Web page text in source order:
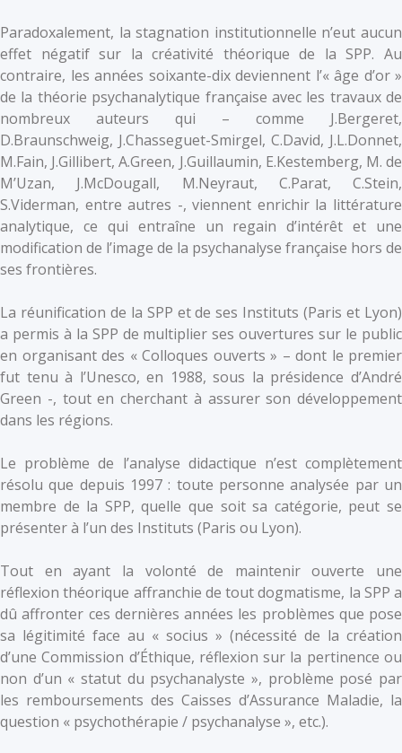
Paradoxalement, la stagnation institutionnelle n’eut aucun
effet négatif sur la créativité théorique de la SPP. Au
contraire, les années soixante-dix deviennent l’« âge d’or »
de la théorie psychanalytique française avec les travaux de
nombreux auteurs qui – comme J.Bergeret,
D.Braunschweig, J.Chasseguet-Smirgel, C.David, J.L.Donnet,
M.Fain, J.Gillibert, A.Green, J.Guillaumin, E.Kestemberg, M. de
M’Uzan, J.McDougall, M.Neyraut, C.Parat, C.Stein,
S.Viderman, entre autres -, viennent enrichir la littérature
analytique, ce qui entraîne un regain d’intérêt et une
modification de l’image de la psychanalyse française hors de
ses frontières.
La réunification de la SPP et de ses Instituts (Paris et Lyon)
a permis à la SPP de multiplier ses ouvertures sur le public
en organisant des « Colloques ouverts » – dont le premier
fut tenu à l’Unesco, en 1988, sous la présidence d’André
Green -, tout en cherchant à assurer son développement
dans les régions.
Le problème de l’analyse didactique n’est complètement
résolu que depuis 1997 : toute personne analysée par un
membre de la SPP, quelle que soit sa catégorie, peut se
présenter à l’un des Instituts (Paris ou Lyon).
Tout en ayant la volonté de maintenir ouverte une
réflexion théorique affranchie de tout dogmatisme, la SPP a
dû affronter ces dernières années les problèmes que pose
sa légitimité face au « socius » (nécessité de la création
d’une Commission d’Éthique, réflexion sur la pertinence ou
non d’un « statut du psychanalyste », problème posé par
les remboursements des Caisses d’Assurance Maladie, la
question « psychothérapie / psychanalyse », etc.).